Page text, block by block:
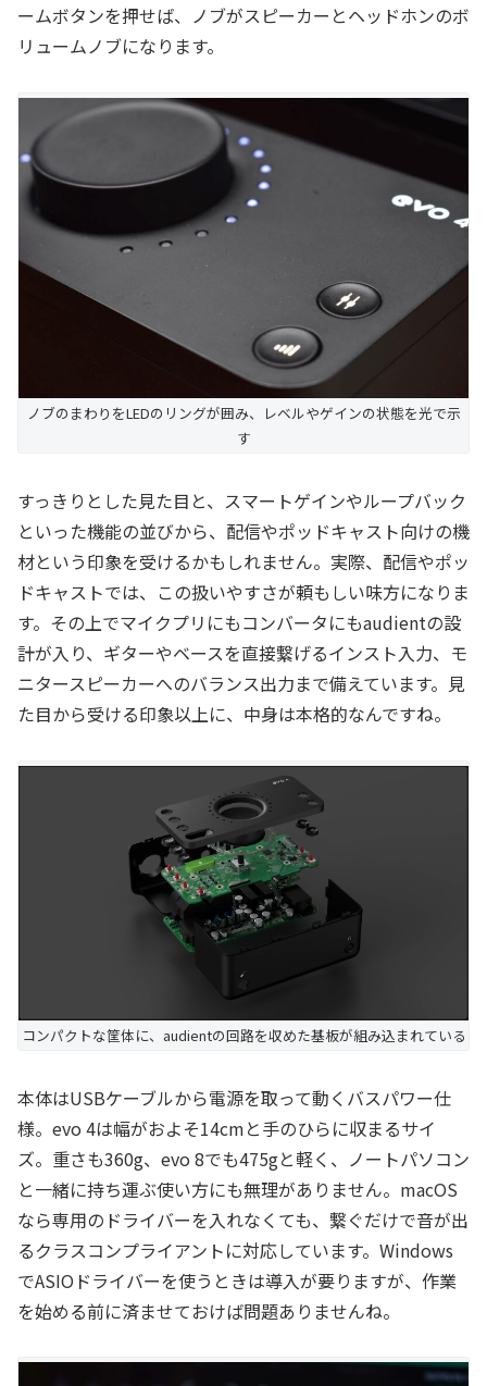
ームボタンを押せば、ノブがスピーカーとヘッドホンのボ
リュームノブになります。
ノブのまわりをLEDのリングが囲み、レベルやゲインの状態を光で示
す
すっきりとした見た目と、スマートゲインやループバック
といった機能の並びから、配信やポッドキャスト向けの機
材という印象を受けるかもしれません。実際、配信やポッ
ドキャストでは、この扱いやすさが頼もしい味方になりま
す。その上でマイクプリにもコンバータにもaudientの設
計が入り、ギターやベースを直接繋げるインスト入力、モ
ニタースピーカーへのバランス出力まで備えています。見
た目から受ける印象以上に、中身は本格的なんですね。
コンパクトな筐体に、audientの回路を収めた基板が組み込まれている
本体はUSBケーブルから電源を取って動くバスパワー仕
様。evo 4は幅がおよそ14cmと手のひらに収まるサイ
ズ。重さも360g、evo 8でも475gと軽く、ノートパソコン
と一緒に持ち運ぶ使い方にも無理がありません。macOS
なら専用のドライバーを入れなくても、繋ぐだけで音が出
るクラスコンプライアントに対応しています。Windows
でASIOドライバーを使うときは導入が要りますが、作業
を始める前に済ませておけば問題ありませんね。